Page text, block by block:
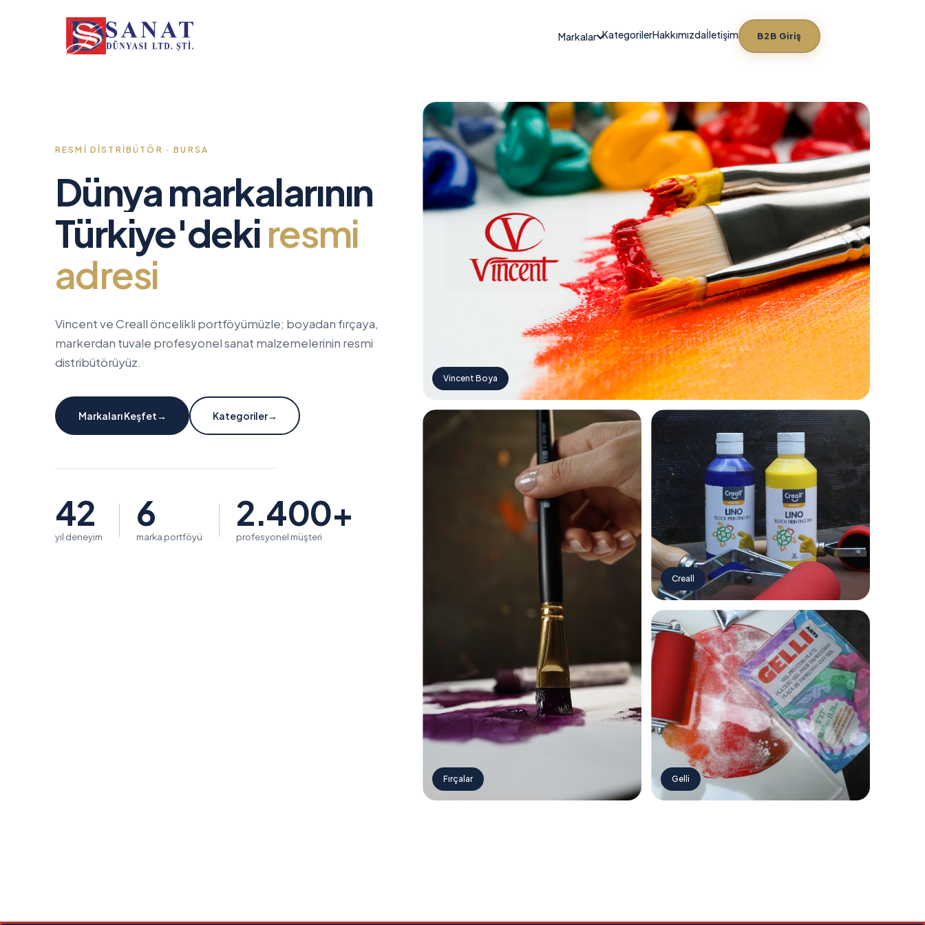
Markalar KategorilerHakkımızdaİletişim B2B Giriş
RESMI DISTRIBÜTÖR · BURSA
Dünya markalarının
Türkiye'dekiresmi
adresi
Vincent ve Creall öncelikli portföyümüzle; boyadan fırçaya,
markerdan tuvale profesyonel sanat malzemelerinin resmi
distribütörüyüz.
Markaları Keşfet→ Kategoriler→
42
yıl deneyim
6
marka portföyü
2.400+
profesyonel müşteri
Vincent Boya
Fırçalar
Creall
Gelli